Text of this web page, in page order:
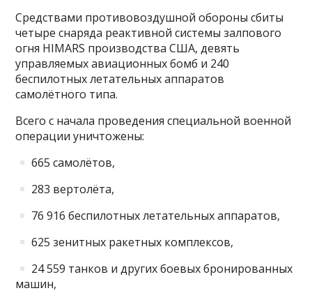
Средствами противовоздушной обороны сбиты
четыре снаряда реактивной системы залпового
огня HIMARS производства США, девять
управляемых авиационных бомб и 240
беспилотных летательных аппаратов
самолётного типа.
Всего с начала проведения специальной военной
операции уничтожены:
665 самолётов,
283 вертолёта,
76 916 беспилотных летательных аппаратов,
625 зенитных ракетных комплексов,
24 559 танков и других боевых бронированных
машин,